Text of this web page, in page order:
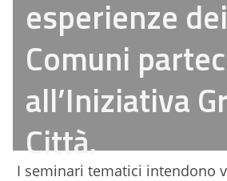
esperienze dei
Comuni
all’Iniziativa
Città.
I seminari tematici intendono